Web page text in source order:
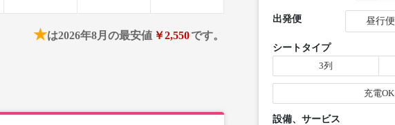
★は2026年8月の最安値 ￥2,550です。
出発便 昼行便
シートタイプ
3列
充電OK
設備、サービス